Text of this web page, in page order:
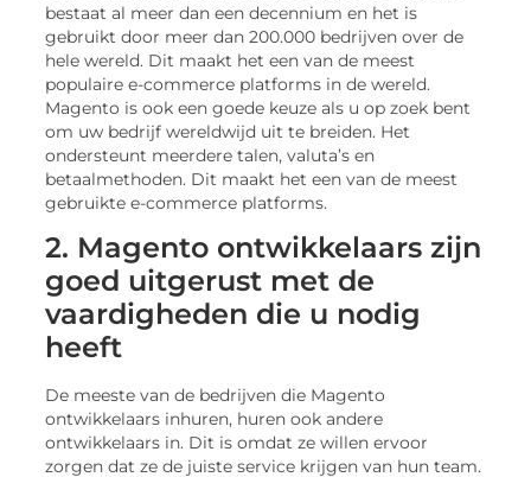
bestaat al meer dan een decennium en het is
gebruikt door meer dan 200.000 bedrijven over de
hele wereld. Dit maakt het een van de meest
populaire e-commerce platforms in de wereld.
Magento is ook een goede keuze als u op zoek bent
om uw bedrijf wereldwijd uit te breiden. Het
ondersteunt meerdere talen, valuta’s en
betaalmethoden. Dit maakt het een van de meest
gebruikte e-commerce platforms.
2. Magento ontwikkelaars zijn
goed uitgerust met de
vaardigheden die u nodig
heeft
De meeste van de bedrijven die Magento
ontwikkelaars inhuren, huren ook andere
ontwikkelaars in. Dit is omdat ze willen ervoor
zorgen dat ze de juiste service krijgen van hun team.